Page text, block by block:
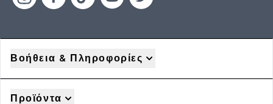
Βοήθεια & Πληροφορίες
Προϊόντα